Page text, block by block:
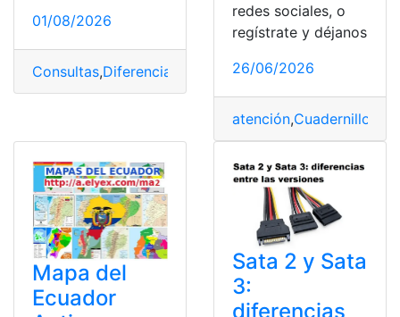
01/08/2026
Consultas,Diferencias Tecnología,Tipos,USB C
redes sociales, o
regístrate y déjanos
26/06/2026
atención,Cuadernillo
Mapa del
Ecuador
Sata 2 y Sata
3:
diferencias